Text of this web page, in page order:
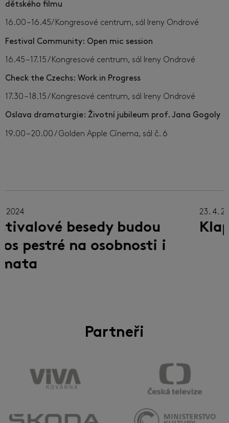
dětského filmu
16.00 – 16.45/ Kongresové centrum, sál Ireny Ondrové
Festival Community: Open mic session
16.45 – 17.15 / Kongresové centrum, sál Ireny Ondrové
Check the Czechs: Work in Progress
17.30 – 18.15 / Kongresové centrum, sál Ireny Ondrové
Oslava dramaturgie: Životní jubileum prof. Jana Gogoly
19.00 – 20.00 / Golden Apple Cinema, sál č. 6
23. 4. 2024
Klapky ozdobily Vaňkovku
Partneři